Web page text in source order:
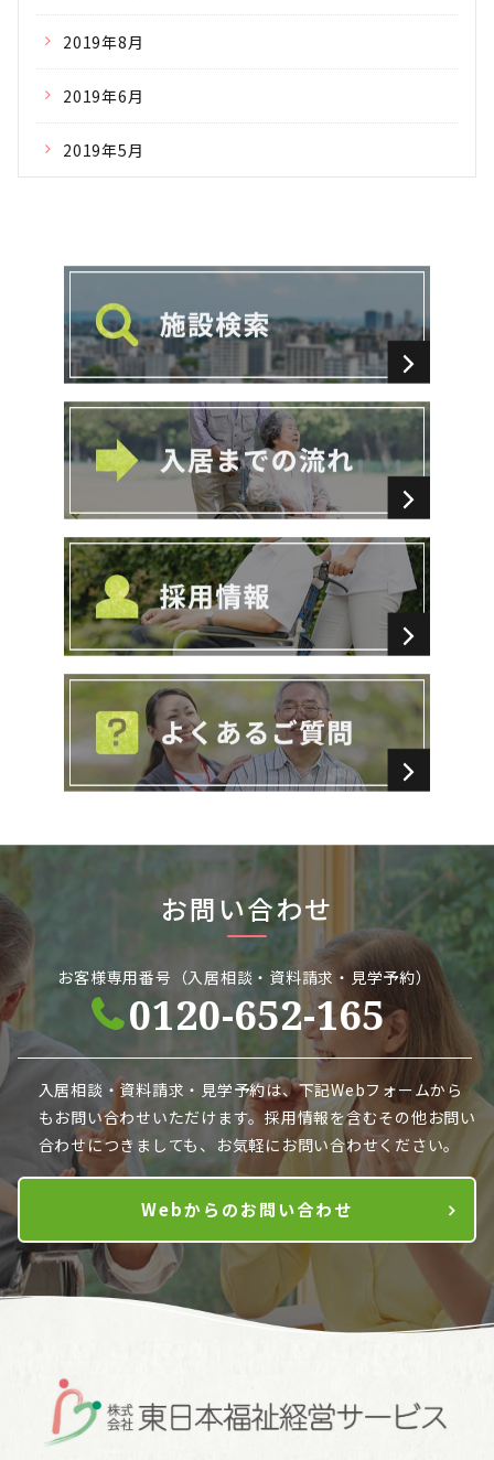
2019年8月
2019年6月
2019年5月
お問い合わせ
お客様専用番号（入居相談・資料請求・見学予約）
0120-652-165
入居相談・資料請求・見学予約は、下記Webフォームから
も お問い合わせいただけます。採用情報を含むその他お問い
合わせにつきましても、お気軽にお問い合わせください。
Webからのお問い合わせ